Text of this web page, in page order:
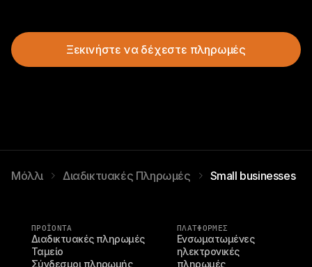
Ξεκινήστε να δέχεστε πληρωμές
Μόλλι Διαδικτυακές Πληρωμές Small businesses
ΠΡΟΪΌΝΤΑ
Διαδικτυακές πληρωμές
Ταμείο
Σύνδεσμοι πληρωμής
ΠΛΑΤΦΟΡΜΕΣ
Ενσωματωμένες
ηλεκτρονικές
πληρωμές